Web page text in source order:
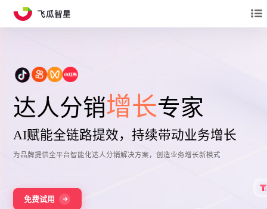
达人分销增长专家
AI赋能全链路提效，持续带动业务增长
为品牌提供全平台智能化达人分销解决方案，创造业务增长新模式
免费试用